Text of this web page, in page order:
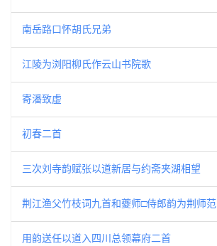
南岳路口怀胡氏兄弟
江陵为浏阳柳氏作云山书院歌
寄潘致虚
初春二首
三次刘寺韵赋张以道新居与约斋夹湖相望
荆江渔父竹枝词九首和夔师□侍郎韵为荆师范
用韵送任以道入四川总领幕府二首